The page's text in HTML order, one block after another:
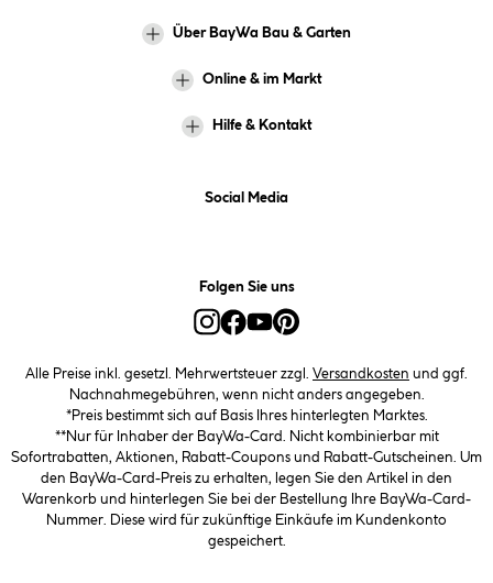
Über BayWa Bau & Garten
Online & im Markt
Hilfe & Kontakt
Social Media
Folgen Sie uns
Alle Preise inkl. gesetzl. Mehrwertsteuer zzgl. Versandkosten und ggf.
Nachnahmegebühren, wenn nicht anders angegeben.
*Preis bestimmt sich auf Basis Ihres hinterlegten Marktes.
**Nur für Inhaber der BayWa-Card. Nicht kombinierbar mit
Sofortrabatten, Aktionen, Rabatt-Coupons und Rabatt-Gutscheinen. Um
den BayWa-Card-Preis zu erhalten, legen Sie den Artikel in den
Warenkorb und hinterlegen Sie bei der Bestellung Ihre BayWa-Card-
Nummer. Diese wird für zukünftige Einkäufe im Kundenkonto
gespeichert.